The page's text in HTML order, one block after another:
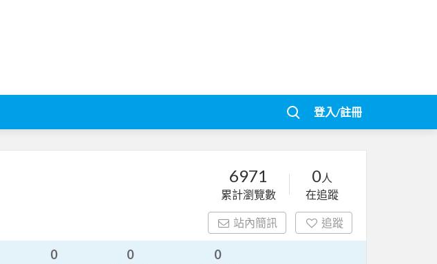
登入/註冊
6971
累計瀏覽數
0人
在追蹤
站內簡訊 追蹤
0 0 0